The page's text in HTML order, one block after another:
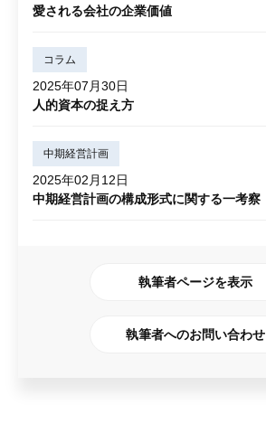
愛される会社の企業価値
コラム
2025年07月30日
人的資本の捉え方
中期経営計画
2025年02月12日
中期経営計画の構成形式に関する一考察
執筆者ページを表示
執筆者へのお問い合わせ